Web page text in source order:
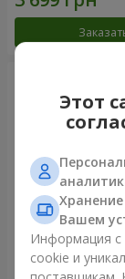
Букет "Tarnis"
Этот
Вашем
Информация с
cookie и